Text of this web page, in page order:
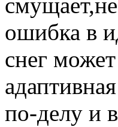
ошибка в
снег
по-делу и